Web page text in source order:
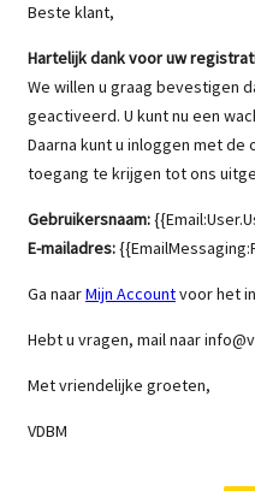
Beste klant,
Hartelijk dank voor uw
We willen u graag bevestigen
geactiveerd. U kunt nu een
Daarna kunt u inloggen met
toegang te krijgen tot ons
Gebruikersnaam:
E-mailadres:
Ga naarMijn Accountvoor het
Hebt u vragen, mail naar
Met vriendelijke groeten,
VDBM